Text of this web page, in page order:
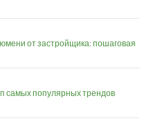
от застройщика: пошаговая
самых популярных трендов